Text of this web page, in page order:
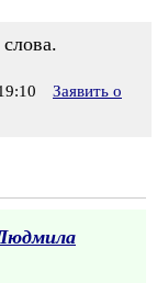
Заявить о